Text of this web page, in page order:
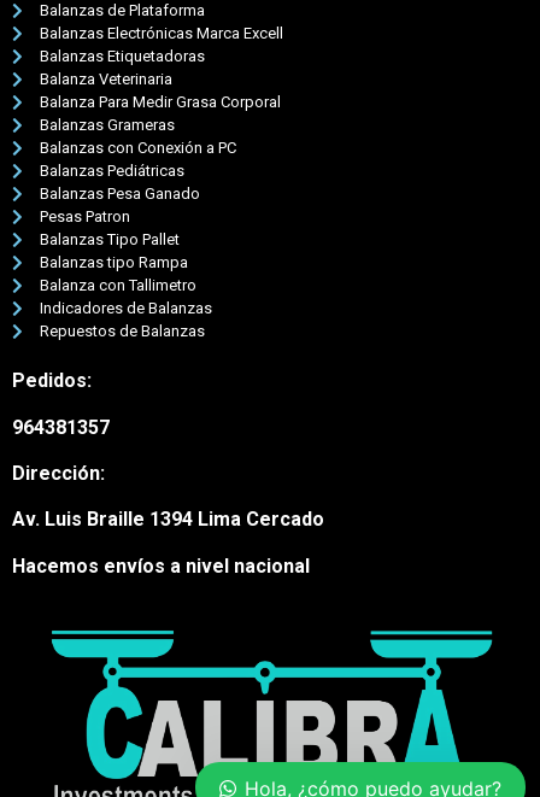
Balanzas de Plataforma
Balanzas Electrónicas Marca Excell
Balanzas Etiquetadoras
Balanza Veterinaria
Balanza Para Medir Grasa Corporal
Balanzas Grameras
Balanzas con Conexión a PC
Balanzas Pediátricas
Balanzas Pesa Ganado
Pesas Patron
Balanzas Tipo Pallet
Balanzas tipo Rampa
Balanza con Tallimetro
Indicadores de Balanzas
Repuestos de Balanzas
Pedidos:
964381357
Dirección:
Av. Luis Braille 1394 Lima Cercado
Hacemos envíos a nivel nacional
cliente está aquí para
responder a sus preguntas.
¡Pregúntenos cualquier cosa!
Hola, ¿en qué puedo
ayudar?
Hola, ¿cómo puedo ayudar?